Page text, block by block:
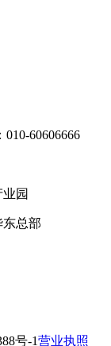
60606666
园
总部
号-1营业执照